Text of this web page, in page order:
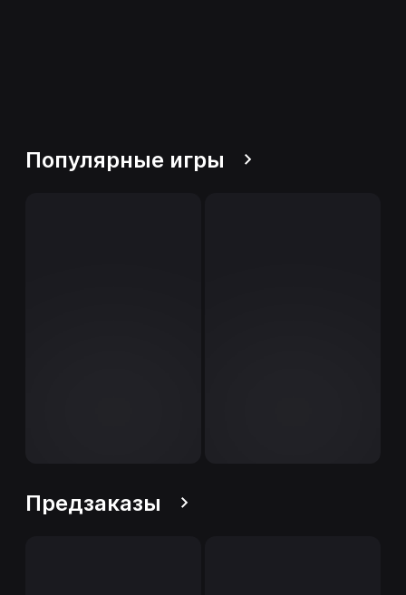
Популярные игры
Предзаказы